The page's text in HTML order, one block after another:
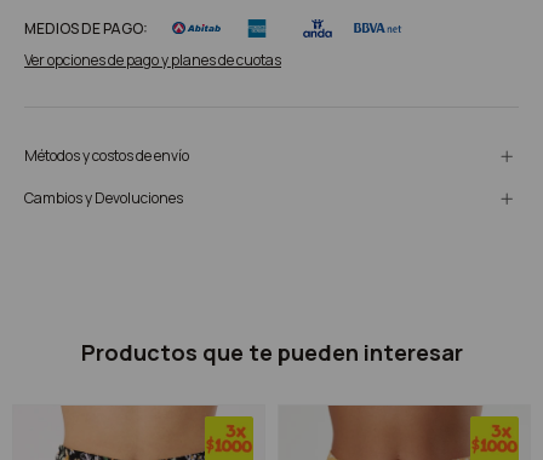
MEDIOS DE PAGO:
Ver opciones de pago y planes de cuotas
Métodos y costos de envío
Cambios y Devoluciones
Productos que te pueden interesar